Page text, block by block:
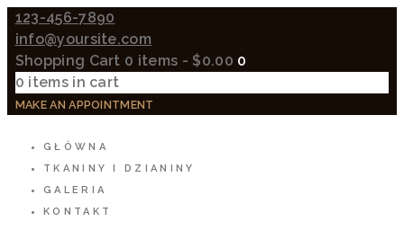
123-456-7890
info@yoursite.com
Shopping Cart 0 items - $0.00 0
0 items in cart
MAKE AN APPOINTMENT
GŁÓWNA
TKANINY I DZIANINY
GALERIA
KONTAKT